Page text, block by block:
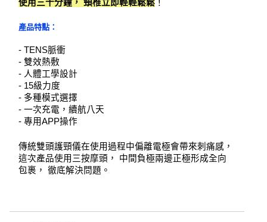
使用三十分鐘， 頸椎立即輕輕鬆鬆 ！
產品特點：
- TENS脈衝
- 雙效熱敷
- 人體工學設計
- 15級力度
- 多種模式選擇
- 一次充電，續航八天
- 專用APP操作
傳統雙頭護頸儀在使用過程中偏離電極會帶來刺痛感，
這次產品使用三按摩頭， 中間負極兩邊正極形成全向
包裹， 徹底解決問題。